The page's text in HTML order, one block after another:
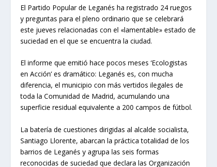
El Partido Popular de Leganés ha registrado 24 ruegos
y preguntas para el pleno ordinario que se celebrará
este jueves relacionadas con el «lamentable» estado de
suciedad en el que se encuentra la ciudad.
El informe que emitió hace pocos meses ‘Ecologistas
en Acción’ es dramático: Leganés es, con mucha
diferencia, el municipio con más vertidos ilegales de
toda la Comunidad de Madrid, acumulando una
superficie residual equivalente a 200 campos de fútbol.
La batería de cuestiones dirigidas al alcalde socialista,
Santiago Llorente, abarcan la práctica totalidad de los
barrios de Leganés y agrupa las seis formas
reconocidas de suciedad que declara las Organización